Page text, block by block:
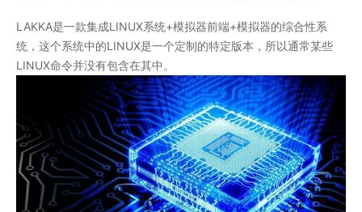
LAKKA是一款集成LINUX系统+模拟器前端+模拟器的综合性系
统，这个系统中的LINUX是一个定制的特定版本，所以通常某些
LINUX命令并没有包含在其中。